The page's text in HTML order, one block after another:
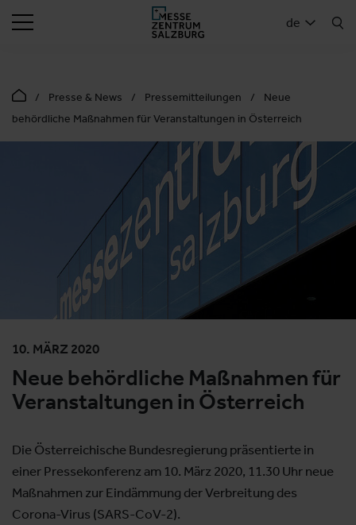
de
Presse & News Pressemitteilungen
Neue
behördliche Maßnahmen für Veranstaltungen in Österreich
10. MÄRZ 2020
Neue behördliche Maßnahmen für
Veranstaltungen in Österreich
Die Österreichische Bundesregierung präsentierte in
einer Pressekonferenz am 10. März 2020, 11.30 Uhr neue
Maßnahmen zur Eindämmung der Verbreitung des
Corona-Virus (SARS-CoV-2).